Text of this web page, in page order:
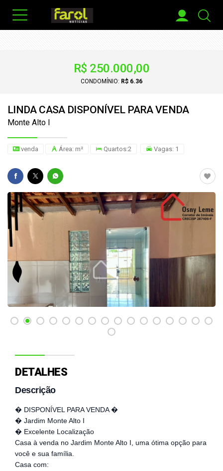
R$ 250.000,00
CONDOMÍNIO: R$ 6.36
LINDA CASA DISPONÍVEL PARA VENDA
Monte Alto I
venda Área: m² Quartos:2 Vagas: 1
DETALHES
Descrição
� DISPONÍVEL PARA VENDA �
� Jardim Monte Alto I
� Excelente Localização
Casa à venda no Jardim Monte Alto I, uma ótima opção para
você e sua família.
Casa com: